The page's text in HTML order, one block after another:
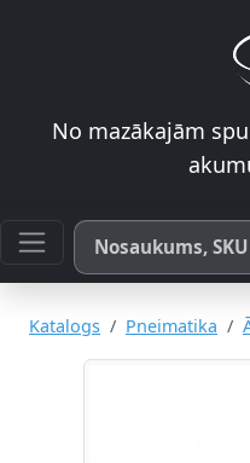
No mazākajām
Meklēt pēc produkta
Katalogs Pneimatika